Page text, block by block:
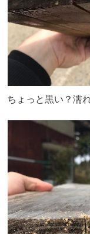
ちょっと黒い？濡